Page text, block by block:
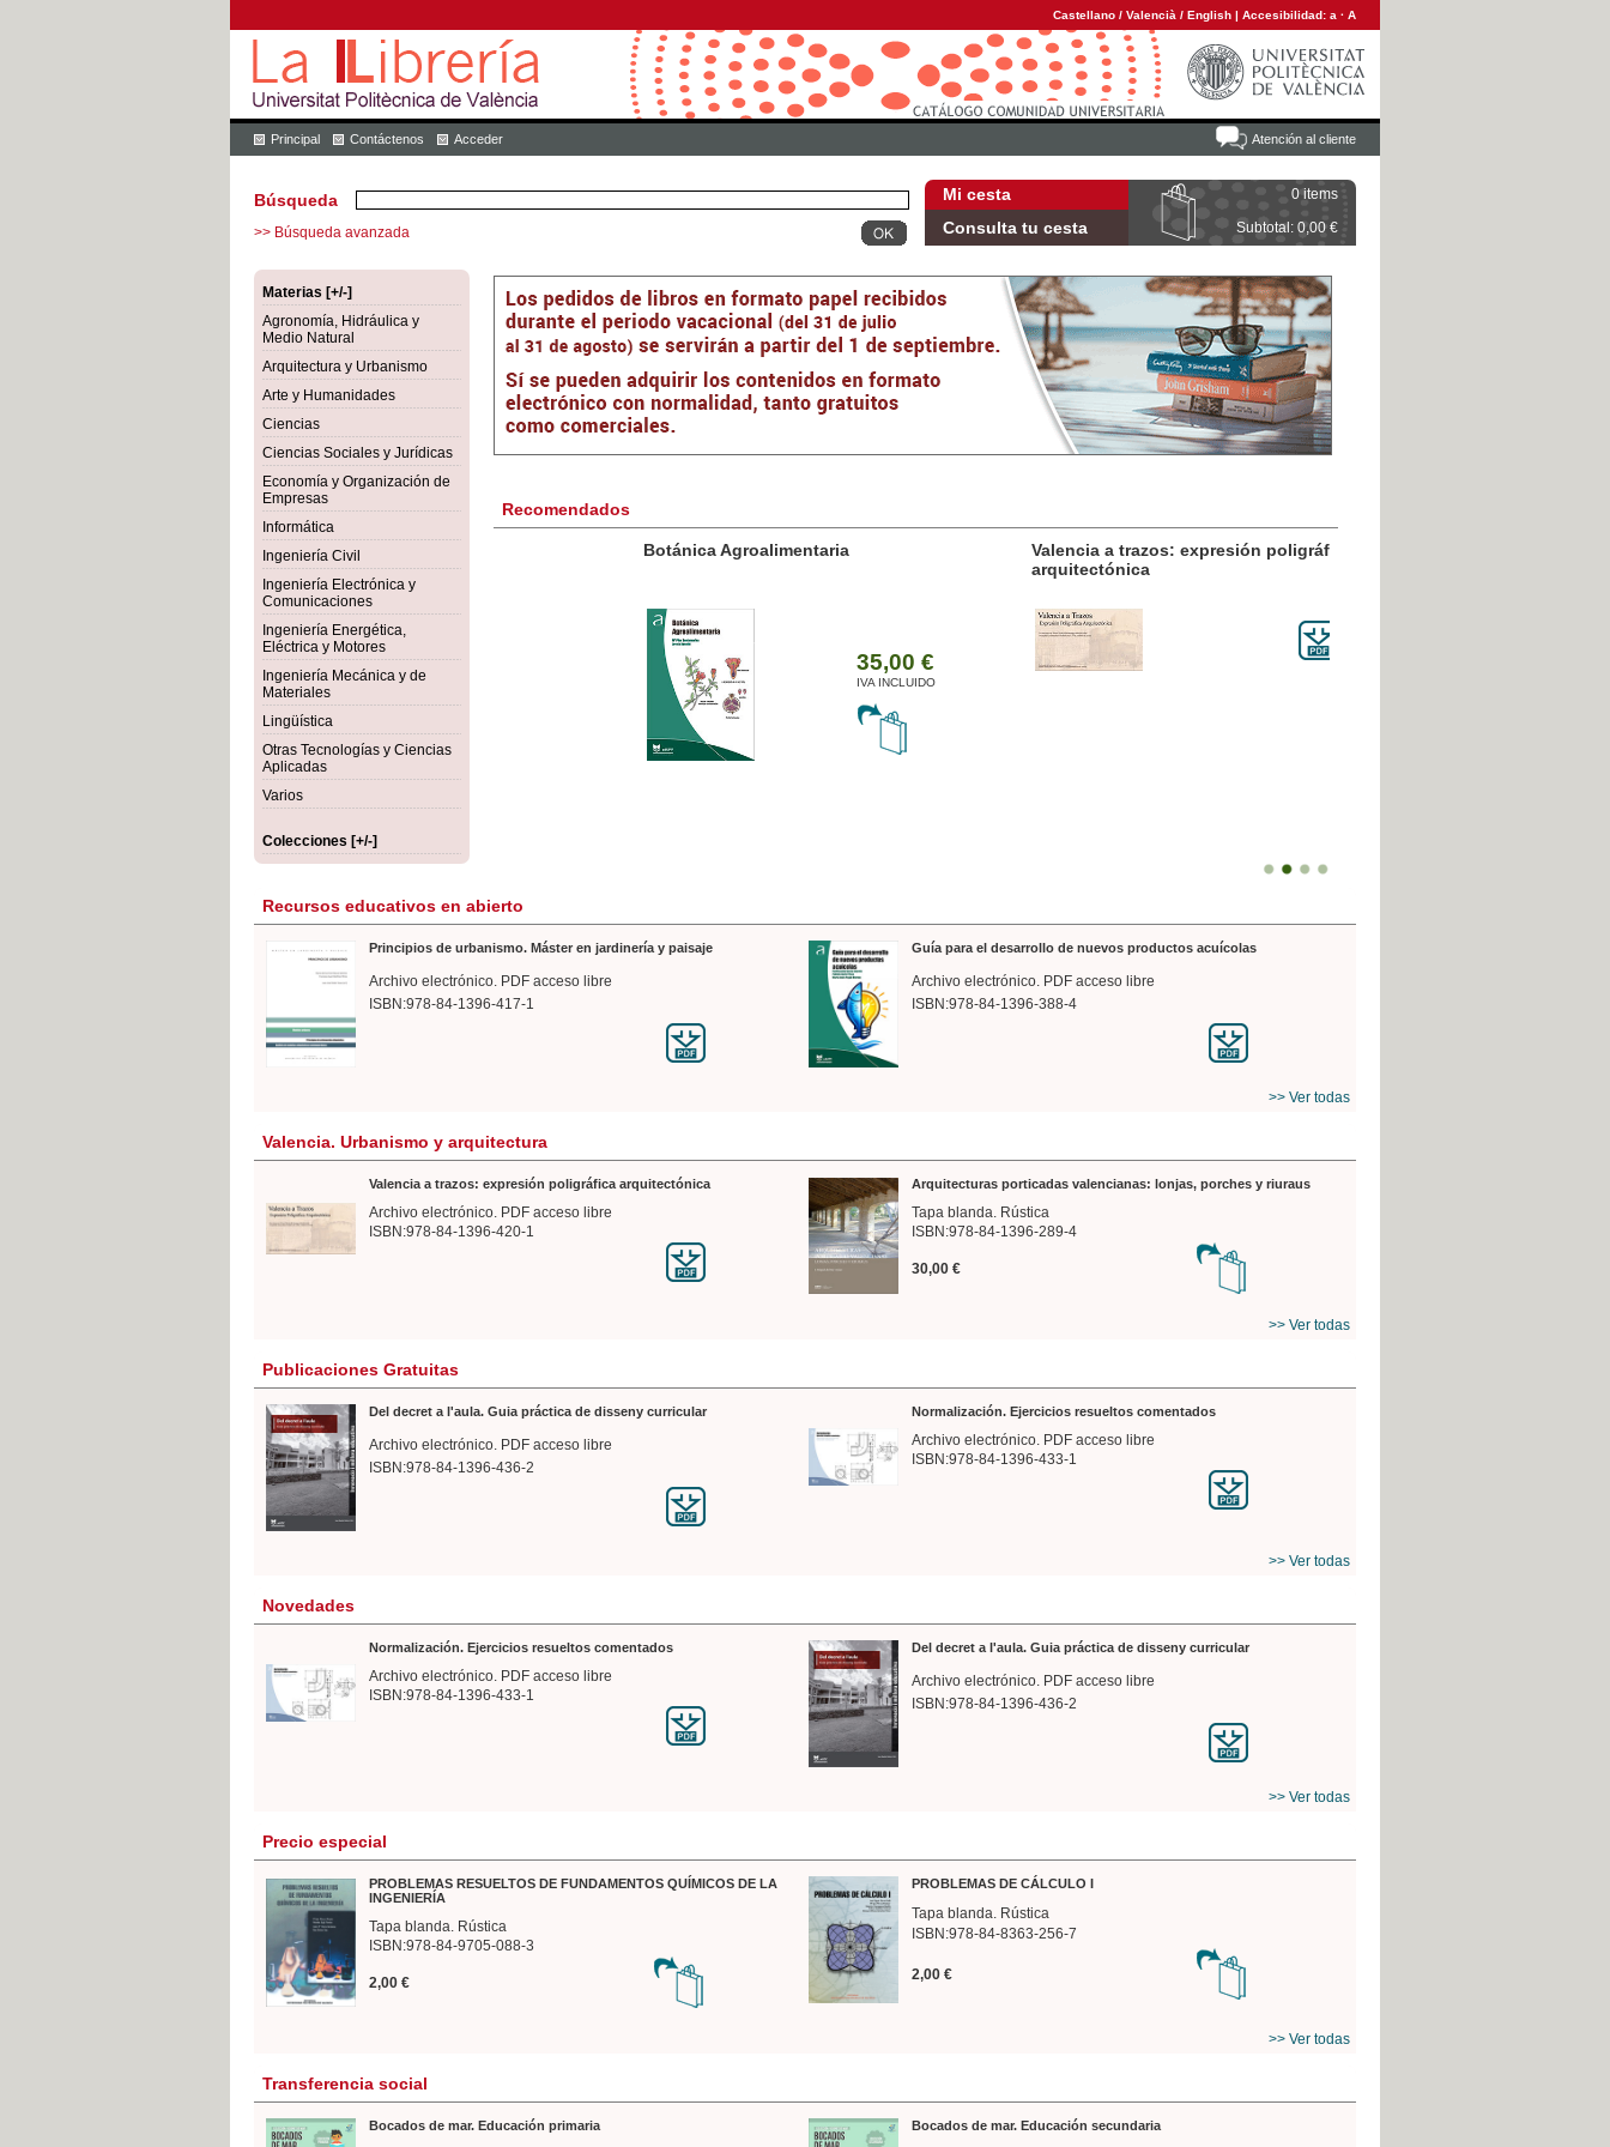
Castellano / Valencià / English | Accesibilidad: a · A
Atención al cliente
Principal Contáctenos Acceder
Mi cesta 0 items
Consulta tu cesta Subtotal: 0,00 €
Búsqueda
>> Búsqueda avanzada
Materias [+/-]
Agronomía, Hidráulica y
Medio Natural
Arquitectura y Urbanismo
Arte y Humanidades
Ciencias
Ciencias Sociales y Jurídicas
Economía y Organización de
Empresas
Informática
Ingeniería Civil
Ingeniería Electrónica y
Comunicaciones
Ingeniería Energética,
Eléctrica y Motores
Ingeniería Mecánica y de
Materiales
Lingüística
Otras Tecnologías y Ciencias
Aplicadas
Varios
Colecciones [+/-]
Recomendados
Botánica Agroalimentaria
35,00 €
IVA INCLUIDO
Valencia a trazos: expresión poligráfica
Recursos educativos en abierto
Principios de urbanismo. Máster en jardinería y paisaje
Archivo electrónico. PDF acceso libre
ISBN:978-84-1396-417-1
Guía para el desarrollo de nuevos productos acuícolas
Archivo electrónico. PDF acceso libre
ISBN:978-84-1396-388-4
>> Ver todas
Valencia. Urbanismo y arquitectura
Valencia a trazos: expresión poligráfica arquitectónica
Archivo electrónico. PDF acceso libre
ISBN:978-84-1396-420-1
Arquitecturas porticadas valencianas: lonjas, porches y riuraus
Tapa blanda. Rústica
ISBN:978-84-1396-289-4
30,00 €
>> Ver todas
Publicaciones Gratuitas
Del decret a l'aula. Guia práctica de disseny curricular
Archivo electrónico. PDF acceso libre
ISBN:978-84-1396-436-2
Normalización. Ejercicios resueltos comentados
Archivo electrónico. PDF acceso libre
ISBN:978-84-1396-433-1
>> Ver todas
Novedades
Normalización. Ejercicios resueltos comentados
Archivo electrónico. PDF acceso libre
ISBN:978-84-1396-433-1
Del decret a l'aula. Guia práctica de disseny curricular
Archivo electrónico. PDF acceso libre
ISBN:978-84-1396-436-2
>> Ver todas
Precio especial
PROBLEMAS RESUELTOS DE FUNDAMENTOS QUÍMICOS DE LA
INGENIERÍA
Tapa blanda. Rústica
ISBN:978-84-9705-088-3
2,00 €
PROBLEMAS DE CÁLCULO I
Tapa blanda. Rústica
ISBN:978-84-8363-256-7
2,00 €
>> Ver todas
Transferencia social
Bocados de mar. Educación primaria Bocados de mar. Educación secundaria